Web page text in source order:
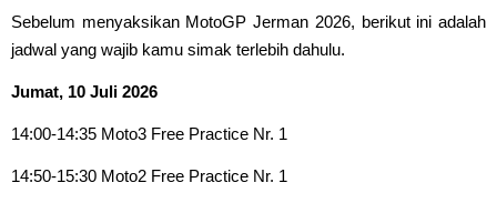
Sebelum menyaksikan MotoGP Jerman 2026, berikut ini adalah
jadwal yang wajib kamu simak terlebih dahulu.
Jumat, 10 Juli 2026
14:00-14:35 Moto3 Free Practice Nr. 1
14:50-15:30 Moto2 Free Practice Nr. 1